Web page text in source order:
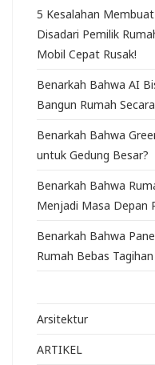
5 Kesalahan
Disadari Pemilik
Mobil Cepat Rusak!
Benarkah Bahwa AI
Bangun Rumah
Benarkah Bahwa
untuk Gedung Besar?
Benarkah Bahwa
Menjadi Masa Depan
Benarkah Bahwa
Rumah Bebas
Arsitektur
ARTIKEL